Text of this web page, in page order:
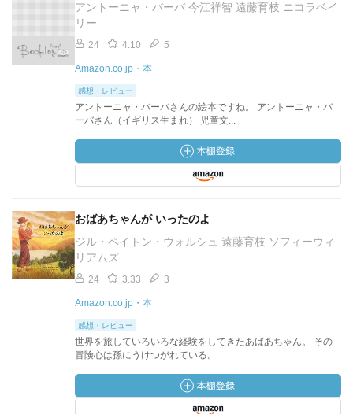
アントーニャ・バーバ 今江祥智 遠藤育枝 ニコラベイ
リー
24 4.10 5
Amazon.co.jp・本
感想・レビュー
アントーニャ・バーバさんの絵本ですね。 アントーニャ・バ
ーバさん（イギリス生まれ） 児童文...
おばあちゃんが いったのよ
ジル・ペイトン・ウォルシュ 遠藤育枝 ソフィーウィ
リアムズ
24 3.33 3
Amazon.co.jp・本
感想・レビュー
世界を旅していろいろな経験をしてきたあばあちゃん。 その
冒険心は孫にうけつがれている。